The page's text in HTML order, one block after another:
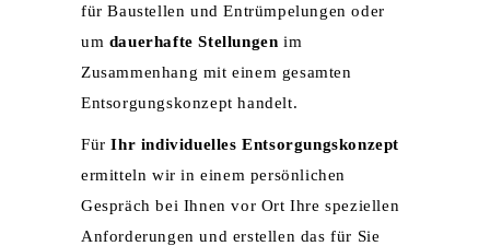
für Baustellen und Entrümpelungen oder
um dauerhafte Stellungen im
Zusammenhang mit einem gesamten
Entsorgungskonzept handelt.
FürIhr individuelles Entsorgungskonzept
ermitteln wir in einem persönlichen
Gespräch bei Ihnen vor Ort Ihre speziellen
Anforderungen und erstellen das für Sie